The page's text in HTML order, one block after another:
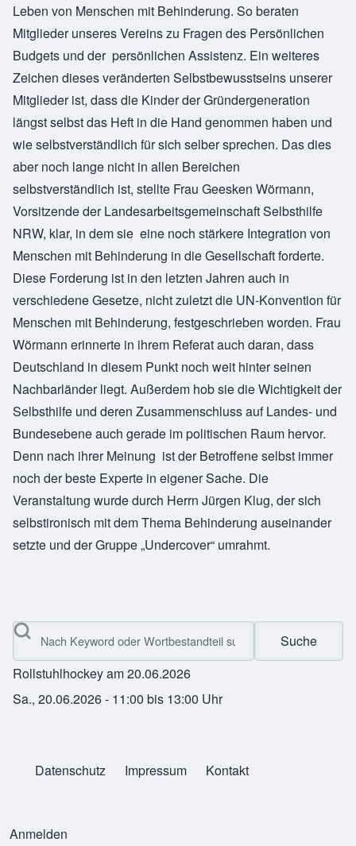
Leben von Menschen mit Behinderung. So beraten
Mitglieder unseres Vereins zu Fragen des Persönlichen
Budgets und der persönlichen Assistenz. Ein weiteres
Zeichen dieses veränderten Selbstbewusstseins unserer
Mitglieder ist, dass die Kinder der Gründergeneration
längst selbst das Heft in die Hand genommen haben und
wie selbstverständlich für sich selber sprechen. Das dies
aber noch lange nicht in allen Bereichen
selbstverständlich ist, stellte Frau Geesken Wörmann,
Vorsitzende der Landesarbeitsgemeinschaft Selbsthilfe
NRW, klar, in dem sie eine noch stärkere Integration von
Menschen mit Behinderung in die Gesellschaft forderte.
Diese Forderung ist in den letzten Jahren auch in
verschiedene Gesetze, nicht zuletzt die UN-Konvention für
Menschen mit Behinderung, festgeschrieben worden. Frau
Wörmann erinnerte in ihrem Referat auch daran, dass
Deutschland in diesem Punkt noch weit hinter seinen
Nachbarländer liegt. Außerdem hob sie die Wichtigkeit der
Selbsthilfe und deren Zusammenschluss auf Landes- und
Bundesebene auch gerade im politischen Raum hervor.
Denn nach ihrer Meinung ist der Betroffene selbst immer
noch der beste Experte in eigener Sache. Die
Veranstaltung wurde durch Herrn Jürgen Klug, der sich
selbstironisch mit dem Thema Behinderung auseinander
setzte und der Gruppe „Undercover“ umrahmt.
Suche
Rollstuhlhockey am 20.06.2026
Sa., 20.06.2026 - 11:00 bis 13:00 Uhr
Legals
Datenschutz Impressum Kontakt
Benutzermenü
Anmelden